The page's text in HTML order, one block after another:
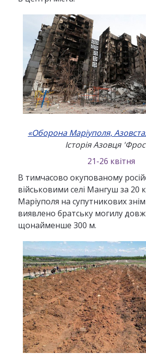
«Оборона Маріуполя,
Історія Азовця
21-26 квітня
В тимчасово окупованому
військовими селі Мангуш за 20
Маріуполя на супутникових
виявлено братську могилу
щонайменше 300 м.